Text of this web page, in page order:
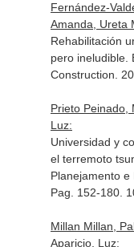
Fernández-
Amanda, Ureta
Rehabilitación
pero ineludible.
Construction .
Prieto Peinado,
Luz:
Universidad y
el terremoto
Planejamento
Pag. 152-180.
Millan Millan,
Aparicio, Luz: